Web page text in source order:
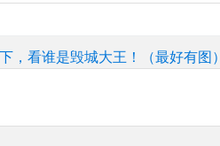
，看谁是毁城大王！（最好有图）